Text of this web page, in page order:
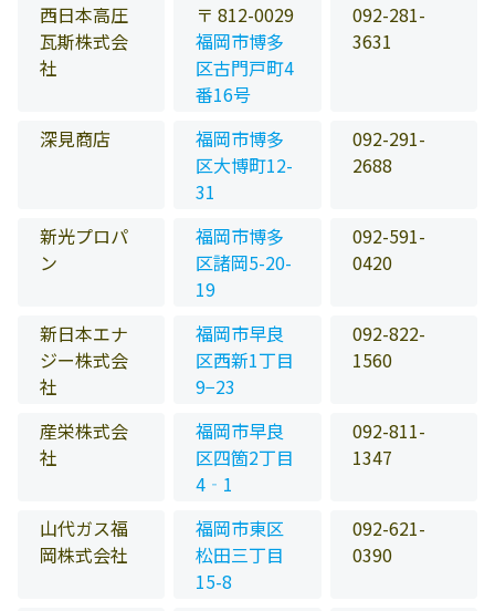
西日本高圧
瓦斯株式会
社
〒 812-0029
福岡市博多
区古門戸町4
番16号
092-281-
3631
深見商店
福岡市博多
区大博町12-
31
092-291-
2688
新光プロパ
ン
福岡市博多
区諸岡5-20-
19
092-591-
0420
新日本エナ
ジー株式会
社
福岡市早良
区西新1丁目
9−23
092-822-
1560
産栄株式会
社
福岡市早良
区四箇2丁目
4‐1
092-811-
1347
山代ガス福
岡株式会社
福岡市東区
松田三丁目
15-8
092-621-
0390